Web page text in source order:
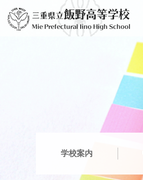
三重県立飯野高等学校
Mie Prefectural Iino High School
学校案内